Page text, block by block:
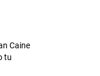
Caine
tu